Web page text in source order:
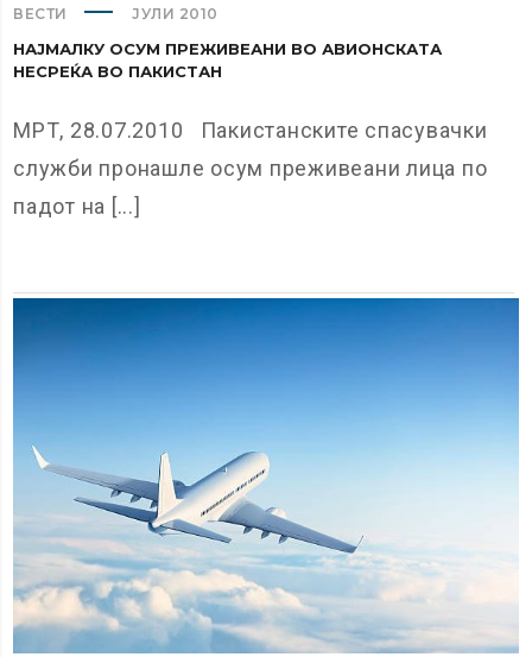
ВЕСТИ ЈУЛИ 2010
НАЈМАЛКУ ОСУМ ПРЕЖИВЕАНИ ВО АВИОНСКАТА
НЕСРЕЌА ВО ПАКИСТАН
МРТ, 28.07.2010 Пакистанските спасувачки
служби пронашле осум преживеани лица по
падот на [...]